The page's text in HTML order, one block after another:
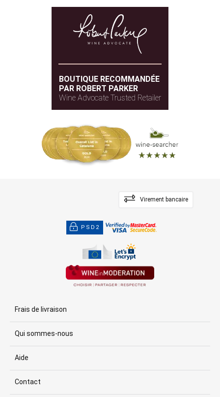
BOUTIQUE RECOMMANDÉE
PAR ROBERT PARKER
Wine Advocate Trusted Retailer
Virement bancaire
PSD2
Frais de livraison
Qui sommes-nous
Aide
Contact